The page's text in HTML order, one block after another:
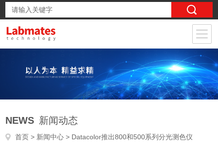
NEWS 新闻动态
首页 > 新闻中心 > Datacolor推出800和500系列分光测色仪